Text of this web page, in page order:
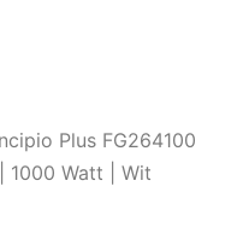
Plus FG264100
1000 Watt | Wit